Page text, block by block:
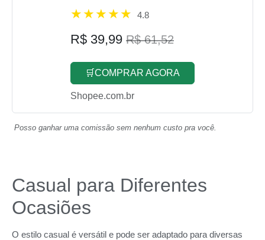
4.8
R$ 39,99 R$ 61,52
🛒COMPRAR AGORA
Shopee.com.br
Posso ganhar uma comissão sem nenhum custo pra você.
Casual para Diferentes
Ocasiões
O estilo casual é versátil e pode ser adaptado para diversas